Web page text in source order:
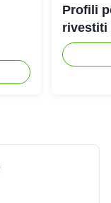
Profili
rivestiti